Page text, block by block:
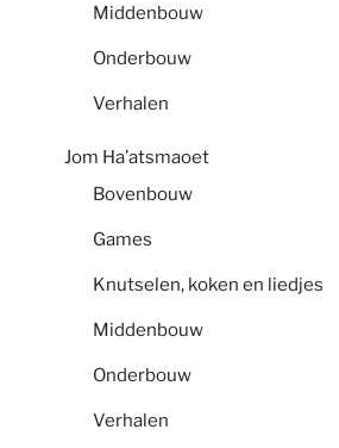
Middenbouw
Onderbouw
Verhalen
Jom Ha’atsmaoet
Bovenbouw
Games
Knutselen, koken en liedjes
Middenbouw
Onderbouw
Verhalen